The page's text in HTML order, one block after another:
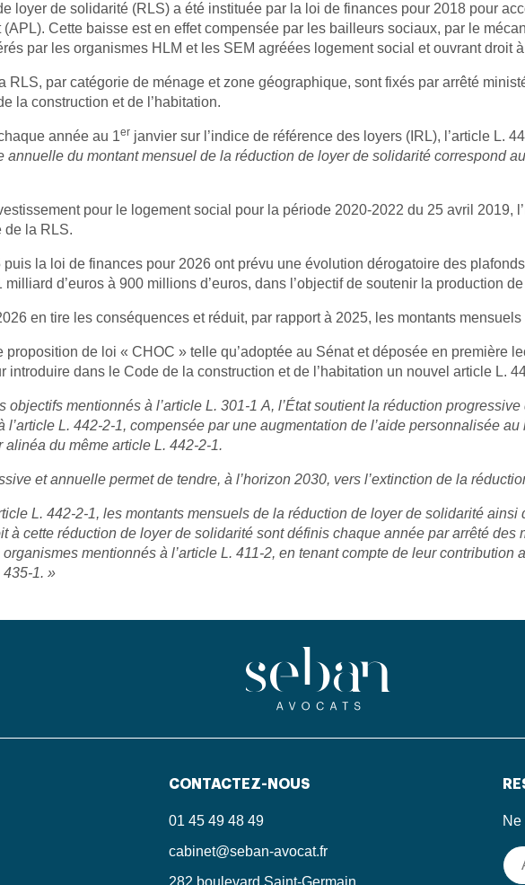
loyer de solidarité (RLS) a été instituée par la loi de finances pour 2018 pour
Cette baisse est en effet compensée par les bailleurs sociaux, par le
par les organismes HLM et les SEM agréées logement social et ouvrant droit
RLS, par catégorie de ménage et zone géographique, sont fixés par arrêté
la construction et de l’habitation.
année au 1er janvier sur l’indice de référence des loyers (IRL), l’article L.
du montant mensuel de la réduction de loyer de solidarité correspond
pour le logement social pour la période 2020-2022 du 25 avril 2019,
de la RLS.
puis la loi de finances pour 2026 ont prévu une évolution dérogatoire des
milliard d’euros à 900 millions d’euros, dans l’objectif de soutenir la production
en tire les conséquences et réduit, par rapport à 2025, les montants
proposition de loi « CHOC » telle qu’adoptée au Sénat et déposée en première
introduire dans le Code de la construction et de l’habitation un nouvel article L.
objectifs mentionnés à l’article L. 301‑1 A, l’État soutient la réduction
l’article L. 442‑2‑1, compensée par une augmentation de l’aide personnalisée
du même article L. 442‑2‑1.
et annuelle permet de tendre, à l’horizon 2030, vers l’extinction de la
L. 442‑2‑1, les montants mensuels de la réduction de loyer de solidarité
à cette réduction de loyer de solidarité sont définis chaque année par arrêté des
mentionnés à l’article L. 411‑2, en tenant compte de leur
»
CONTACTEZ-NOUS
01 45 49 48 49
cabinet@seban-avocat.fr
282 boulevard Saint-Germain